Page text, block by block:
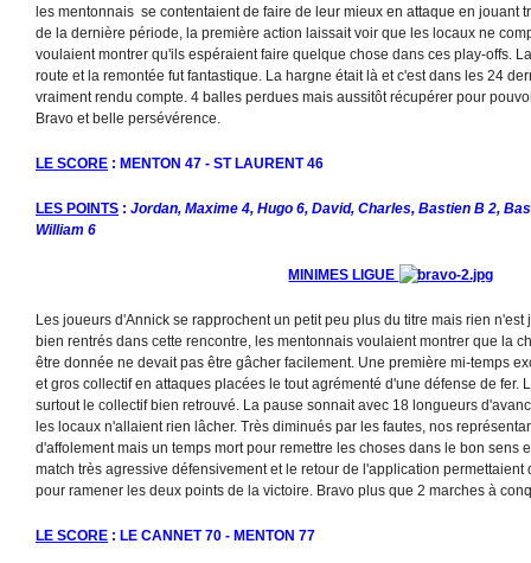
les mentonnais se contentaient de faire de leur mieux en attaque en jouant
de la dernière période, la première action laissait voir que les locaux ne
voulaient montrer qu'ils espéraient faire quelque chose dans ces play-offs.
route et la remontée fut fantastique. La hargne était là et c'est dans les 24
vraiment rendu compte. 4 balles perdues mais aussitôt récupérer pour
Bravo et belle persévérence.
LE SCORE : MENTON 47 - ST LAURENT 46
LES POINTS : Jordan, Maxime 4, Hugo 6, David, Charles, Bastien B 2,
William 6
MINIMES LIGUE
Les joueurs d'Annick se rapprochent un petit peu plus du titre mais rien n'est
bien rentrés dans cette rencontre, les mentonnais voulaient montrer que la
être donnée ne devait pas être gâcher facilement. Une première mi-temps
et gros collectif en attaques placées le tout agrémenté d'une défense de fer.
surtout le collectif bien retrouvé. La pause sonnait avec 18 longueurs
les locaux n'allaient rien lâcher. Très diminués par les fautes, nos
d'affolement mais un temps mort pour remettre les choses dans le bon sens
match très agressive défensivement et le retour de l'application
pour ramener les deux points de la victoire. Bravo plus que 2 marches à
LE SCORE : LE CANNET 70 - MENTON 77